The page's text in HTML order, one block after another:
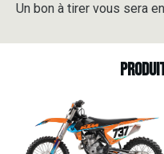
Un bon à tirer vous sera